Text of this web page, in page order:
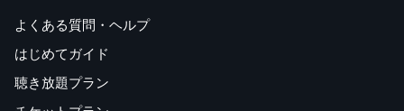
よくある質問・ヘルプ
はじめてガイド
聴き放題プラン